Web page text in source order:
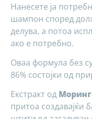
Нанесете ја
шампон според
делува, а потоа
ако е потребно.
Оваа формула без
86% состојки од
Екстракт од
притоа создавајќи